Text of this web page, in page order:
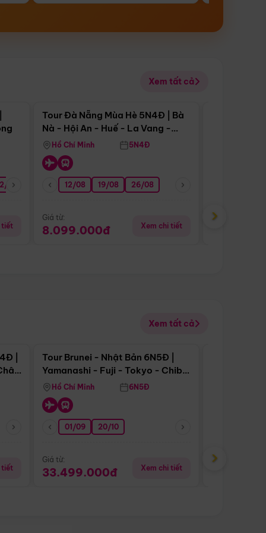
Xem tất cả
08 26/08 05/09 09/09 12/09
tiết
Điểm nổi bật
Tour Đà Nẵng Mùa Hè 5N4Đ | Bà
Nà - Hội An - Huế - La Vang -
Động Thiên Đường
Hồ Chí Minh 5N4Đ
12/08 19/08 26/08
Giá từ:
8.099.000đ Xem chi tiết
Giá từ:
›
Xem tất cả
|
tiết
Điểm nổi bật
Tour Brunei - Nhật Bản 6N5Đ |
Yamanashi - Fuji - Tokyo - Chiba
- Freeday
Hồ Chí Minh 6N5Đ
01/09 20/10
Giá từ:
33.499.000đ Xem chi tiết
Giá từ:
›